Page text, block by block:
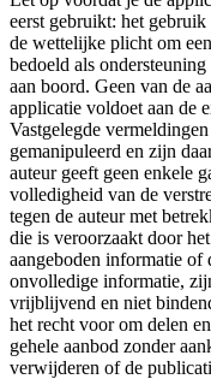
eerst gebruikt: het
de wettelijke plicht om
bedoeld als
aan boord. Geen van de
applicatie voldoet aan de
Vastgelegde
gemanipuleerd en zijn
auteur geeft geen enkele
volledigheid van de
tegen de auteur met
die is veroorzaakt door
aangeboden informatie
onvolledige informatie,
vrijblijvend en niet
het recht voor om delen
gehele aanbod zonder
verwijderen of de